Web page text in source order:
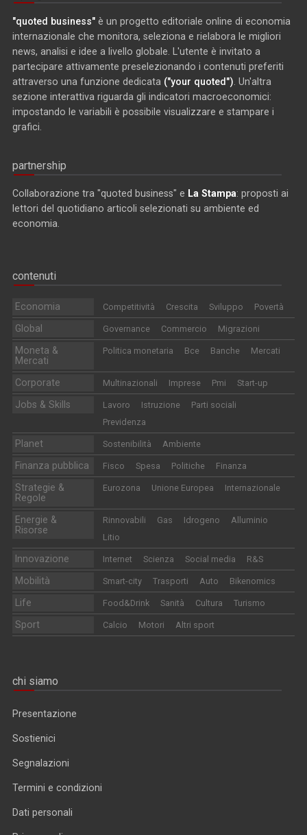
"quoted business" è un progetto editoriale online di economia
internazionale che monitora, seleziona e rielabora le migliori
news, analisi e idee a livello globale. L'utente è invitato a
partecipare attivamente preselezionando i contenuti preferiti
attraverso una funzione dedicata ("your quoted"). Un'altra
sezione interattiva riguarda gli indicatori macroeconomici:
impostando le variabili è possibile visualizzare e stampare i
grafici.
partnership
Collaborazione tra "quoted business" e La Stampa: proposti ai
lettori del quotidiano articoli selezionati su ambiente ed
economia.
contenuti
Economia Competitività Crescita Sviluppo Povertà
Global Governance Commercio Migrazioni
Moneta &
Mercati
Politica monetaria Bce Banche Mercati
Corporate Multinazionali Imprese Pmi Start-up
Jobs & Skills Lavoro Istruzione
Parti sociali
Previdenza
Planet Sostenibilità Ambiente
Finanza pubblica Fisco Spesa Politiche Finanza
Strategie &
Regole
Eurozona Unione Europea Internazionale
Energie &
Risorse
Rinnovabili Gas Idrogeno
Alluminio
Litio
Innovazione Internet Scienza Social media R&S
Mobilità Smart-city Trasporti Auto Bikenomics
Life Food&Drink Sanità Cultura Turismo
Sport Calcio Motori Altri sport
chi siamo
Presentazione
Sostienici
Segnalazioni
Termini e condizioni
Dati personali